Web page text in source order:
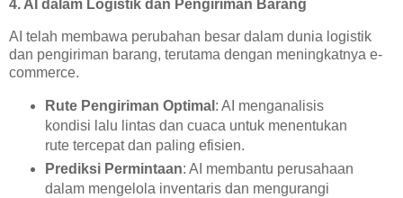
4. AI dalam Logistik dan Pengiriman Barang
AI telah membawa perubahan besar dalam dunia logistik
dan pengiriman barang, terutama dengan meningkatnya e-
commerce.
Rute Pengiriman Optimal : AI menganalisis
kondisi lalu lintas dan cuaca untuk menentukan
rute tercepat dan paling efisien.
Prediksi Permintaan: AI membantu perusahaan
dalam mengelola inventaris dan mengurangi